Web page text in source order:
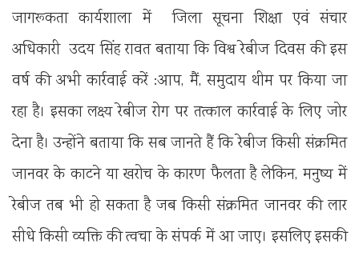
जागरूकता कार्यशाला में जिला सूचना शिक्षा एवं संचार
अधिकारी उदय सिंह रावत बताया कि विश्व रेबीज दिवस की इस
वर्ष की अभी कार्रवाई करें :आप, मैं, समुदाय थीम पर किया जा
रहा है। इसका लक्ष्य रेबीज रोग पर तत्काल कार्रवाई के लिए जोर
देना है। उन्होंने बताया कि सब जानते हैं कि रेबीज किसी संक्रमित
जानवर के काटने या खरोच के कारण फैलता है लेकिन, मनुष्य में
रेबीज तब भी हो सकता है जब किसी संक्रमित जानवर की लार
सीधे किसी व्यक्ति की त्वचा के संपर्क में आ जाए। इसलिए इसकी